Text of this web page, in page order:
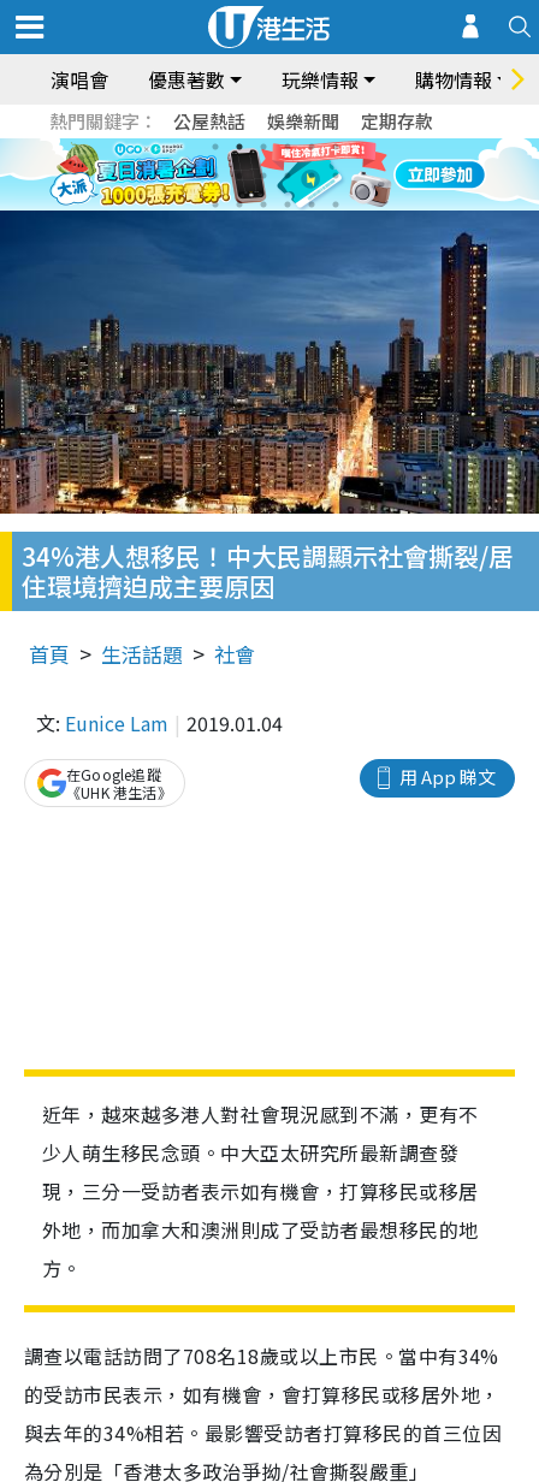
演唱會 優惠著數 玩樂情報 購物情報
熱門關鍵字： 公屋熱話 娛樂新聞 定期存款
34%港人想移民！中大民調顯示社會撕裂/居
住環境擠迫成主要原因
首頁 生活話題 社會
文: Eunice Lam 2019.01.04
用 App 睇文
在Google追蹤
《UHK 港生活》
近年，越來越多港人對社會現況感到不滿，更有不
少人萌生移民念頭。中大亞太研究所最新調查發
現，三分一受訪者表示如有機會，打算移民或移居
外地，而加拿大和澳洲則成了受訪者最想移民的地
方。
調查以電話訪問了708名18歲或以上市民。當中有34%
的受訪市民表示，如有機會，會打算移民或移居外地，
與去年的34%相若。最影響受訪者打算移民的首三位因
為分別是「香港太多政治爭拗/社會撕裂嚴重」